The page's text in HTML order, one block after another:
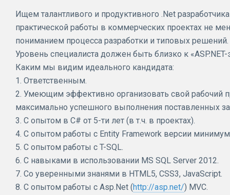
Ищем талантливого и продуктивного .Net
практической работы в коммерческих проектах не
пониманием процесса разработки и типовых решений.
Уровень специалиста должен быть близко к
Каким мы видим идеального кандидата:
1. Ответственным.
2. Умеющим эффективно организовать свой рабочий
максимально успешного выполнения поставленных
3. С опытом в C# от 5-ти лет (в т.ч. в проектах).
4. С опытом работы с Entity Framework версии
5. С опытом работы с T-SQL.
6. С навыками в использовании MS SQL Server 2012.
7. Со уверенными знанями в HTML5, CSS3, JavaScript.
8. С опытом работы с Asp.Net (http://asp.net/) MVC.